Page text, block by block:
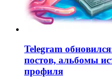
Telegram
постов, альбомы
профиля